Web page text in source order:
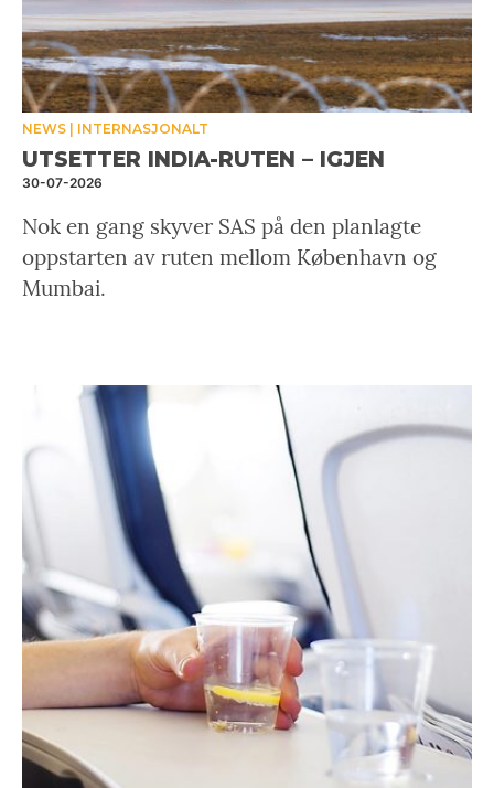
NEWS INTERNASJONALT
UTSETTER INDIA-RUTEN – IGJEN
30-07-2026
Nok en gang skyver SAS på den planlagte
oppstarten av ruten mellom København og
Mumbai.